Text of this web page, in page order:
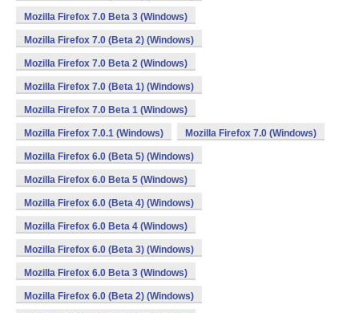
Mozilla Firefox 7.0 Beta 3 (Windows)
Mozilla Firefox 7.0 (Beta 2) (Windows)
Mozilla Firefox 7.0 Beta 2 (Windows)
Mozilla Firefox 7.0 (Beta 1) (Windows)
Mozilla Firefox 7.0 Beta 1 (Windows)
Mozilla Firefox 7.0.1 (Windows) Mozilla Firefox 7.0 (Windows)
Mozilla Firefox 6.0 (Beta 5) (Windows)
Mozilla Firefox 6.0 Beta 5 (Windows)
Mozilla Firefox 6.0 (Beta 4) (Windows)
Mozilla Firefox 6.0 Beta 4 (Windows)
Mozilla Firefox 6.0 (Beta 3) (Windows)
Mozilla Firefox 6.0 Beta 3 (Windows)
Mozilla Firefox 6.0 (Beta 2) (Windows)